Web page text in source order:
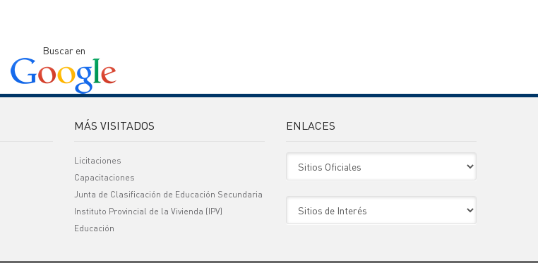
Buscar en
MÁS VISITADOS
Licitaciones
Capacitaciones
Junta de Clasificación de Educación Secundaria
Instituto Provincial de la Vivienda (IPV)
Educación
ENLACES